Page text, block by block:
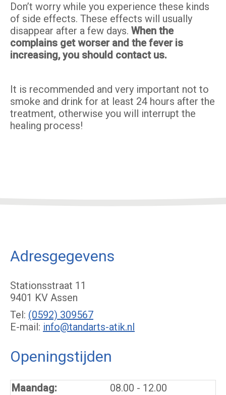
Don’t worry while you experience these kinds
of side effects. These effects will usually
disappear after a few days. When the
complains get worser and the fever is
increasing, you should contact us.
It is recommended and very important not to
smoke and drink for at least 24 hours after the
treatment, otherwise you will interrupt the
healing process!
Adresgegevens
Stationsstraat 11
9401 KV Assen
Tel: (0592) 309567
E-mail: info@tandarts-atik.nl
Openingstijden
Maandag: 08.00 tot
- 12.00